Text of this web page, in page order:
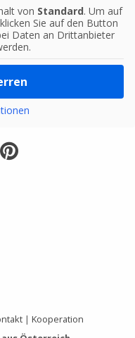
von Standard. Um auf
Sie auf den Button
Daten an Drittanbieter
| Kooperation